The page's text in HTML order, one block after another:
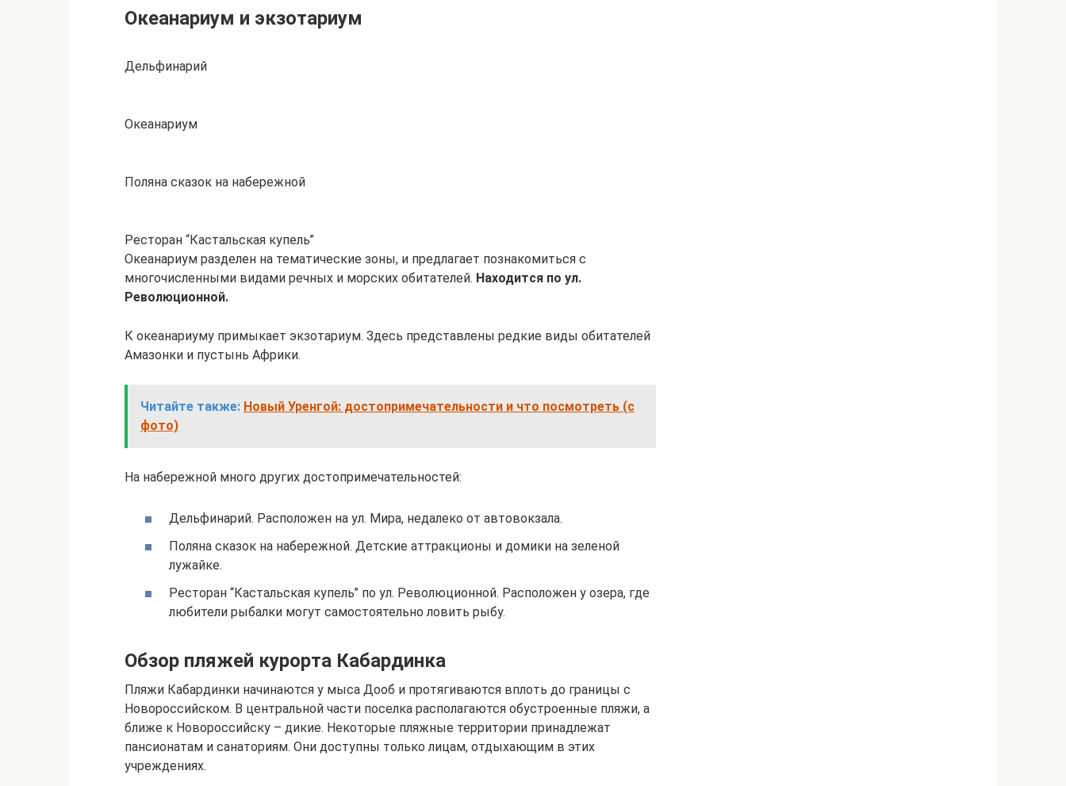
Океанариум и экзотариум
Дельфинарий
Океанариум
Поляна сказок на набережной
Ресторан “Кастальская купель”
Океанариум разделен на тематические зоны, и предлагает познакомиться с
многочисленными видами речных и морских обитателей. Находится по ул.
Революционной.
К океанариуму примыкает экзотариум. Здесь представлены редкие виды обитателей
Амазонки и пустынь Африки.
Читайте также: Новый Уренгой: достопримечательности и что посмотреть (с
фото)
На набережной много других достопримечательностей:
Дельфинарий. Расположен на ул. Мира, недалеко от автовокзала.
Поляна сказок на набережной. Детские аттракционы и домики на зеленой
лужайке.
Ресторан “Кастальская купель” по ул. Революционной. Расположен у озера, где
любители рыбалки могут самостоятельно ловить рыбу.
Обзор пляжей курорта Кабардинка
Пляжи Кабардинки начинаются у мыса Дооб и протягиваются вплоть до границы с
Новороссийском. В центральной части поселка располагаются обустроенные пляжи, а
ближе к Новороссийску – дикие. Некоторые пляжные территории принадлежат
пансионатам и санаториям. Они доступны только лицам, отдыхающим в этих
учреждениях.